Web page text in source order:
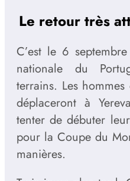
Le retour très
C’est le 6
nationale du
terrains. Les
déplaceront à
tenter de débuter
pour la Coupe du
manières.